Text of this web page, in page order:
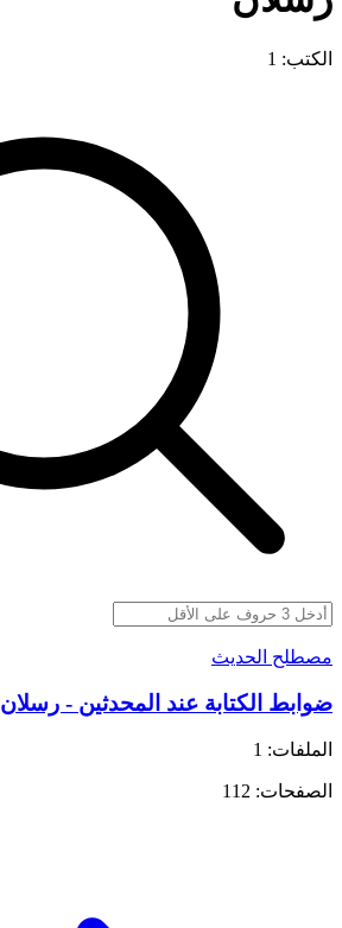
الكتب: 1
مصطلح الحديث
ضوابط الكتابة عند المحدثين - رسلان
الملفات: 1
الصفحات: 112